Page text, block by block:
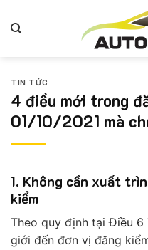
qua
TIN TỨC
4 điều mới trong
01/10/2021 mà
1. Không cần xuất
kiểm
Theo quy định tạiĐiều 6
giới đến đơn vị đăng